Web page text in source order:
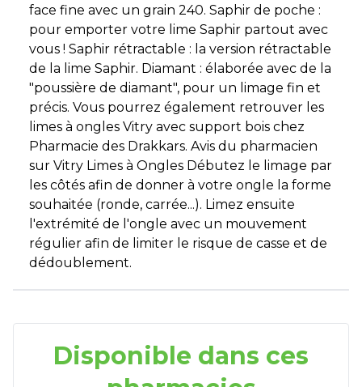
face fine avec un grain 240. Saphir de poche :
pour emporter votre lime Saphir partout avec
vous ! Saphir rétractable : la version rétractable
de la lime Saphir. Diamant : élaborée avec de la
"poussière de diamant", pour un limage fin et
précis. Vous pourrez également retrouver les
limes à ongles Vitry avec support bois chez
Pharmacie des Drakkars. Avis du pharmacien
sur Vitry Limes à Ongles Débutez le limage par
les côtés afin de donner à votre ongle la forme
souhaitée (ronde, carrée...). Limez ensuite
l'extrémité de l'ongle avec un mouvement
régulier afin de limiter le risque de casse et de
dédoublement.
Disponible dans ces